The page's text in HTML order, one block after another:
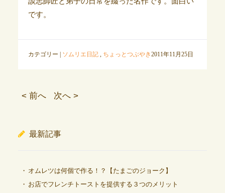
です。
カテゴリー | ソムリエ日記, ちょっとつぶやき2011年11月25日
< 前へ 次へ >
最新記事
オムレツは何個で作る！？【たまごのジョーク】
お店でフレンチトーストを提供する３つのメリット